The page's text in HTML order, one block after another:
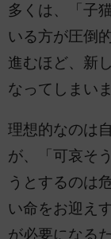
多くは、「子
いる方が圧倒
進むほど、新
なってしまいま
理想的なのは
が、「可哀そ
うとするのは
い命をお迎え
が必要になる